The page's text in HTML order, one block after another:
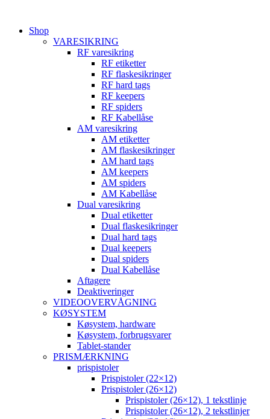
indholdShop
VARESIKRING
RF varesikring
RF etiketter
RF flaskesikringer
RF hard tags
RF keepers
RF spiders
RF Kabellåse
AM varesikring
AM etiketter
AM flaskesikringer
AM hard tags
AM keepers
AM spiders
AM Kabellåse
Dual varesikring
Dual etiketter
Dual flaskesikringer
Dual hard tags
Dual keepers
Dual spiders
Dual Kabellåse
Aftagere
Deaktiveringer
VIDEOOVERVÅGNING
KØSYSTEM
Køsystem, hardware
Køsystem, forbrugsvarer
Tablet-stander
PRISMÆRKNING
prispistoler
Prispistoler (22×12)
Prispistoler (26×12)
Prispistoler (26×12), 1 tekstlinje
Prispistoler (26×12), 2 tekstlinjer